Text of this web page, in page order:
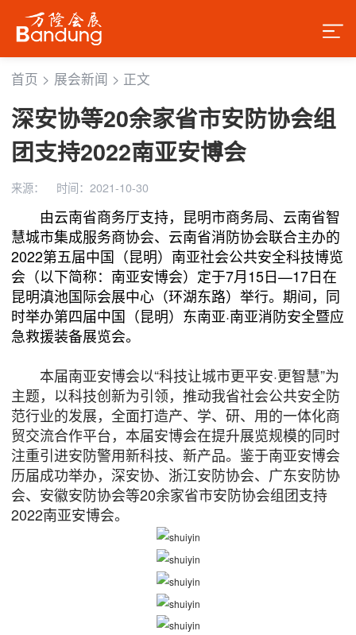
首页 > 展会新闻 > 正文
深安协等20余家省市安防协会组
团支持2022南亚安博会
来源： 时间：2021-10-30
由云南省商务厅支持，昆明市商务局、云南省智
慧城市集成服务商协会、云南省消防协会联合主办的
2022第五届中国（昆明）南亚社会公共安全科技博览
会（以下简称：南亚安博会）定于7月15日—17日在
昆明滇池国际会展中心（环湖东路）举行。期间，同
时举办第四届中国（昆明）东南亚·南亚消防安全暨应
急救援装备展览会。
本届南亚安博会以“科技让城市更平安·更智慧”为
主题，以科技创新为引领，推动我省社会公共安全防
范行业的发展，全面打造产、学、研、用的一体化商
贸交流合作平台，本届安博会在提升展览规模的同时
注重引进安防警用新科技、新产品。鉴于南亚安博会
历届成功举办，深安协、浙江安防协会、广东安防协
会、安徽安防协会等20余家省市安防协会组团支持
2022南亚安博会。